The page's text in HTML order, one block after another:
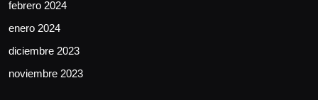
febrero 2024
enero 2024
diciembre 2023
noviembre 2023